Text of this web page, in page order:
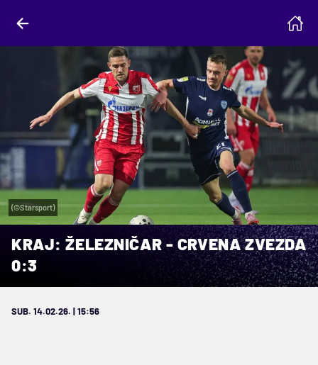
(©Starsport)
KRAJ: ŽELEZNIČAR - CRVENA ZVEZDA
0:3
SUB. 14.02.26. | 15:56